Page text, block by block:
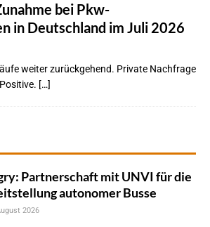
bei Pkw-
in Deutschland im Juli 2026
weiter zurückgehend. Private Nachfrage
[…]
Partnerschaft mit UNVI für die
autonomer Busse
2026